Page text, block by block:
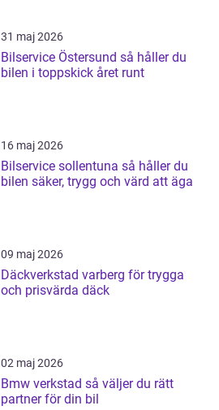
31 maj 2026
Bilservice Östersund så håller du
bilen i toppskick året runt
16 maj 2026
Bilservice sollentuna så håller du
bilen säker, trygg och värd att äga
09 maj 2026
Däckverkstad varberg för trygga
och prisvärda däck
02 maj 2026
Bmw verkstad så väljer du rätt
partner för din bil